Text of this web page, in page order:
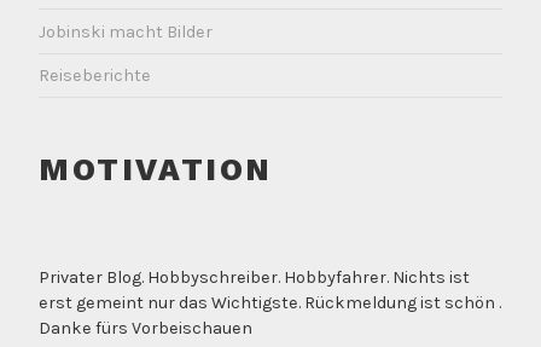
Jobinski macht Bilder
Reiseberichte
MOTIVATION
Privater Blog. Hobbyschreiber. Hobbyfahrer. Nichts ist
erst gemeint nur das Wichtigste. Rückmeldung ist schön .
Danke fürs Vorbeischauen